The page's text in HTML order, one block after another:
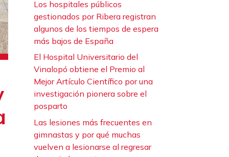
Los hospitales públicos
gestionados por Ribera registran
algunos de los tiempos de espera
más bajos de España
El Hospital Universitario del
Vinalopó obtiene el Premio al
Mejor Artículo Científico por una
investigación pionera sobre el
posparto
Las lesiones más frecuentes en
gimnastas y por qué muchas
vuelven a lesionarse al regresar